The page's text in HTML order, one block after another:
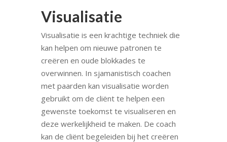
Visualisatie
Visualisatie is een krachtige techniek die
kan helpen om nieuwe patronen te
creëren en oude blokkades te
overwinnen. In sjamanistisch coachen
met paarden kan visualisatie worden
gebruikt om de cliënt te helpen een
gewenste toekomst te visualiseren en
deze werkelijkheid te maken. De coach
kan de cliënt begeleiden bij het creëren